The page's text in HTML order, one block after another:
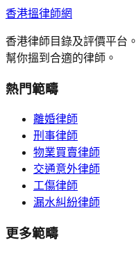
香港搵律師網
香港律師目錄及評價平台。
幫你搵到合適的律師。
熱門範疇
離婚律師
刑事律師
物業買賣律師
交通意外律師
工傷律師
漏水糾紛律師
更多範疇